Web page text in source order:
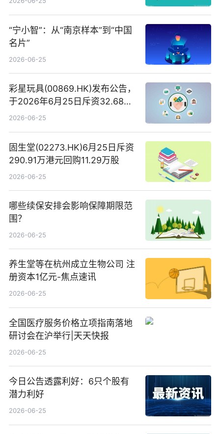
“宁小智”：从“南京样本”到“中国
名片”
2026-06-25
彩星玩具(00869.HK)发布公告，
于2026年6月25日斥资32.68万
港元回购68.4万股|焦点速讯
2026-06-25
固生堂(02273.HK)6月25日斥资
290.91万港元回购11.29万股
2026-06-25
哪些续保安排会影响保障期限范
围？
2026-06-25
养生堂等在杭州成立生物公司 注
册资本1亿元-焦点速讯
2026-06-25
全国医疗服务价格立项指南落地
研讨会在沪举行|天天快报
2026-06-25
今日公告透露利好：6只个股有
潜力利好
2026-06-25